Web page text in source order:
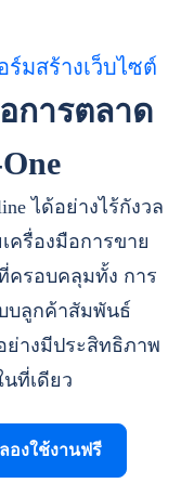
ร์มสร้างเว็บไซต์
การตลาด
ได้อย่างไร้กังวล
ครื่องมือการขาย
ครอบคลุมทั้ง การ
บลูกค้าสัมพันธ์
างมีประสิทธิภาพ
ที่เดียว
องใช้งานฟรี